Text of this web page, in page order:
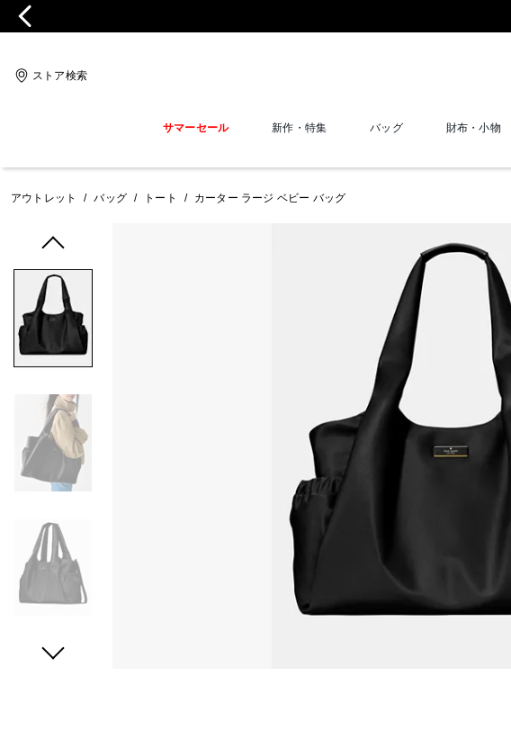
ストア検索
サマーセール 新作・特集 バッグ 財布・小物
アウトレット / バッグ / トート / カーター ラージ ベビー バッグ